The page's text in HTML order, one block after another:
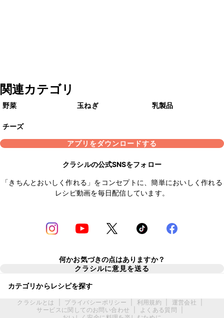
関連カテゴリ
野菜 玉ねぎ 乳製品
チーズ
アプリをダウンロードする
クラシルの公式SNSをフォロー
「きちんとおいしく作れる」をコンセプトに、簡単においしく作れる
レシピ動画を毎日配信しています。
何かお気づきの点はありますか？
クラシルに意見を送る
カテゴリからレシピを探す
クラシルとは プライバシーポリシー 利用規約 運営会社
サービスに関してのお問い合わせ
よくある質問